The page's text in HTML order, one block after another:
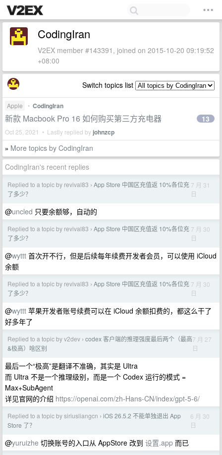
CodingIran
V2EX member #143391, joined on 2015-10-20 09:19:52
+08:00
Switch topics list
Apple • CodingIran
新款 Macbook Pro 16 如何购买第三方充电器
Oct 25, 2021 • Lastly replied by johnzcp
13
» More topics by CodingIran
CodingIran's recent replies
Replied to a topic by revival83 › App Store 中国区充值返 10%各位充
了多少？
7 月 31
日
@uncled 只要余额够，自动的
Replied to a topic by revival83 › App Store 中国区充值返 10%各位充
了多少？
7 月 30
日
@wyttt 首次开不行，但是后续每年续费开发者会员，可以使用 iCloud
余额
Replied to a topic by revival83 › App Store 中国区充值返 10%各位充
了多少？
7 月 30
日
@wyttt 苹果开发者账号续费可以在 iCloud 余额扣费的，都这么干了
好多年了
Replied to a topic by v2dev › codex 客户端的推理强度最后两个（最高
&极高）啥区别
7 月 27
日
最后一个“极高”是翻译不准确，其实是 Ultra
而 Ultra 不是一个推理级别，而是一个 Codex 运行的模式 =
Max+SubAgent
详见官网的介绍 https://openai.com/zh-Hans-CN/index/gpt-5-6/
Replied to a topic by siriusliangcn › iOS 26.5.2 不能单独退出 App
Store 了？
6 月 30
日
@yuruizhe 切换账号的入口从 AppStore 改到 设置.app 而已